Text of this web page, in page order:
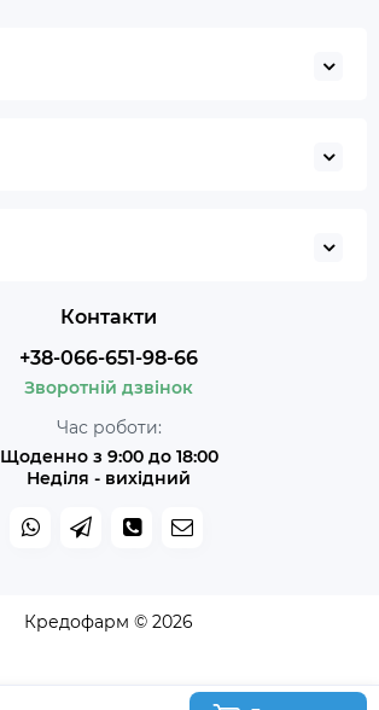
Контакти
+38-066-651-98-66
Зворотній дзвінок
Час роботи:
Щоденно з 9:00 до 18:00
Неділя - вихідний
Кредофарм © 2026